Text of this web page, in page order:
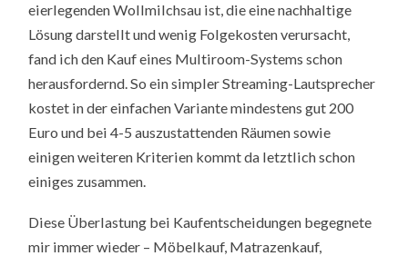
eierlegenden Wollmilchsau ist, die eine nachhaltige
Lösung darstellt und wenig Folgekosten verursacht,
fand ich den Kauf eines Multiroom-Systems schon
herausfordernd. So ein simpler Streaming-Lautsprecher
kostet in der einfachen Variante mindestens gut 200
Euro und bei 4-5 auszustattenden Räumen sowie
einigen weiteren Kriterien kommt da letztlich schon
einiges zusammen.
Diese Überlastung bei Kaufentscheidungen begegnete
mir immer wieder – Möbelkauf, Matrazenkauf,